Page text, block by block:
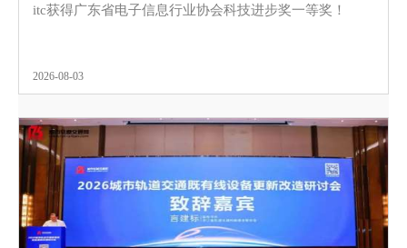
itc获得广东省电子信息行业协会科技进步奖一等奖！
2026-08-03